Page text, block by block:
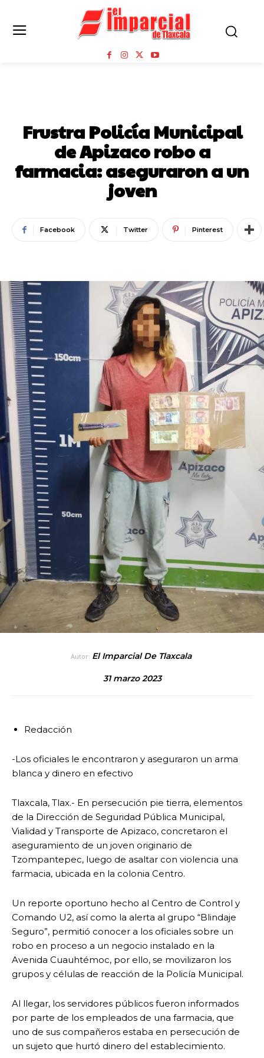
Frustra Policía Municipal
de Apizaco robo a
farmacia: aseguraron a un
joven
Facebook Twitter Pinterest
Autor: El Imparcial De Tlaxcala
31 marzo 2023
Redacción
-Los oficiales le encontraron y aseguraron un arma
blanca y dinero en efectivo
Tlaxcala, Tlax.- En persecución pie tierra, elementos
de la Dirección de Seguridad Pública Municipal,
Vialidad y Transporte de Apizaco, concretaron el
aseguramiento de un joven originario de
Tzompantepec, luego de asaltar con violencia una
farmacia, ubicada en la colonia Centro.
Un reporte oportuno hecho al Centro de Control y
Comando U2, así como la alerta al grupo “Blindaje
Seguro”, permitió conocer a los oficiales sobre un
robo en proceso a un negocio instalado en la
Avenida Cuauhtémoc, por ello, se movilizaron los
grupos y células de reacción de la Policía Municipal.
Al llegar, los servidores públicos fueron informados
por parte de los empleados de una farmacia, que
uno de sus compañeros estaba en persecución de
un sujeto que hurtó dinero del establecimiento.